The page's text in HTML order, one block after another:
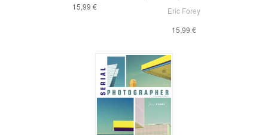
15,99 €
Eric Forey
15,99 €